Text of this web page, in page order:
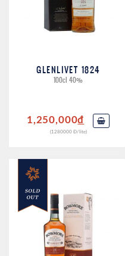
GLENLIVET 1824
100cl 40%
1,250,000đ
(1280000 Đ/lite)